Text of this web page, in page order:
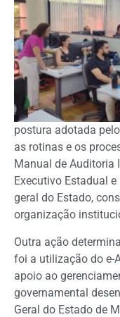
postura adotada
as rotinas e os
Manual de Auditoria
Executivo Estadual
geral do Estado,
organização
Outra ação
foi a utilização do e-
apoio ao
governamental
Geral do Estado de